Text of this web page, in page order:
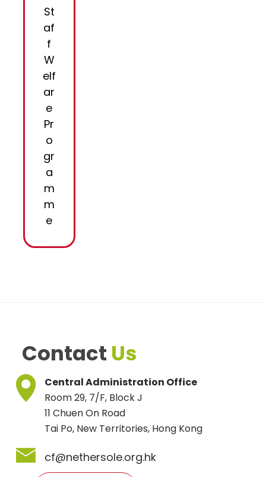
St
af
f
W
elf
ar
e
Pr
o
gr
a
m
m
e
Contact Us
Central Administration Office
Room 29, 7/F, Block J
11 Chuen On Road
Tai Po, New Territories, Hong Kong
cf@nethersole.org.hk